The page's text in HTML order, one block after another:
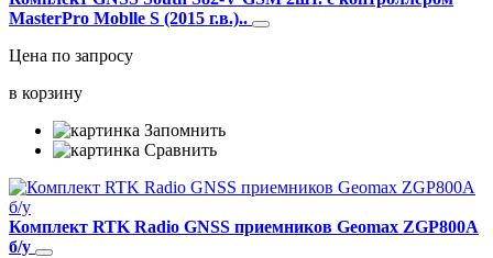
MasterPro Moblle S (2015 г.в.)..
Цена по запросу
в корзину
Запомнить
Сравнить
Комплект RTK Radio GNSS приемников Geomax ZGP800A
б/у